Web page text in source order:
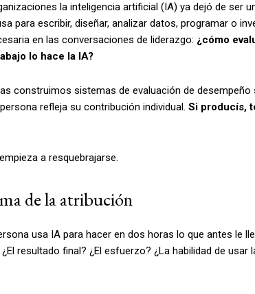
la inteligencia artificial (IA) ya dejó de ser
para escribir, diseñar, analizar datos, programar o
en las conversaciones de liderazgo: ¿cómo
lo hace la IA?
construimos sistemas de evaluación de
refleja su contribución individual. Si producís,
a resquebrajarse.
de la atribución
usa IA para hacer en dos horas lo que antes le
resultado final? ¿El esfuerzo? ¿La habilidad de